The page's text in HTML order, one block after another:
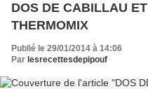
DOS DE CABILLAU
THERMOMIX
Publié le 29/01/2014 à 14:06
Par lesrecettesdepipouf